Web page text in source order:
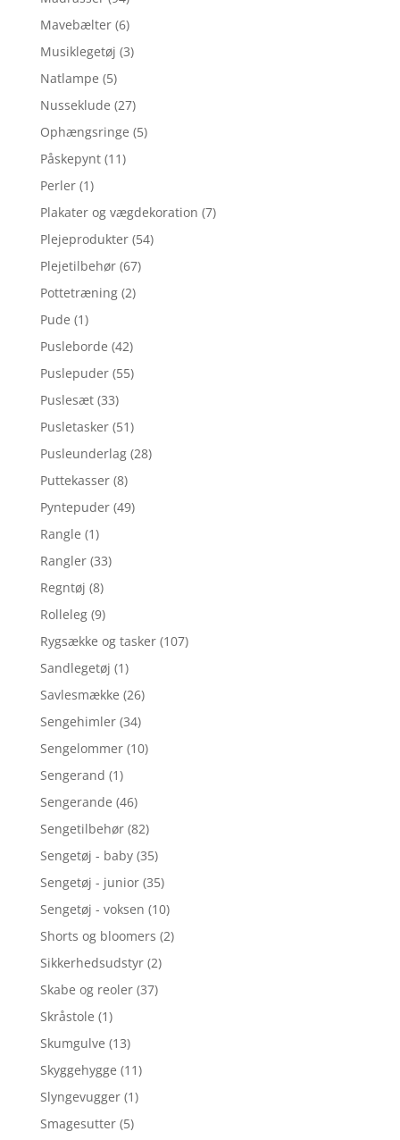
Mavebælter (6)
Musiklegetøj (3)
Natlampe (5)
Nusseklude (27)
Ophængsringe (5)
Påskepynt (11)
Perler (1)
Plakater og vægdekoration (7)
Plejeprodukter (54)
Plejetilbehør (67)
Pottetræning (2)
Pude (1)
Pusleborde (42)
Puslepuder (55)
Puslesæt (33)
Pusletasker (51)
Pusleunderlag (28)
Puttekasser (8)
Pyntepuder (49)
Rangle (1)
Rangler (33)
Regntøj (8)
Rolleleg (9)
Rygsække og tasker (107)
Sandlegetøj (1)
Savlesmække (26)
Sengehimler (34)
Sengelommer (10)
Sengerand (1)
Sengerande (46)
Sengetilbehør (82)
Sengetøj - baby (35)
Sengetøj - junior (35)
Sengetøj - voksen (10)
Shorts og bloomers (2)
Sikkerhedsudstyr (2)
Skabe og reoler (37)
Skråstole (1)
Skumgulve (13)
Skyggehygge (11)
Slyngevugger (1)
Smagesutter (5)